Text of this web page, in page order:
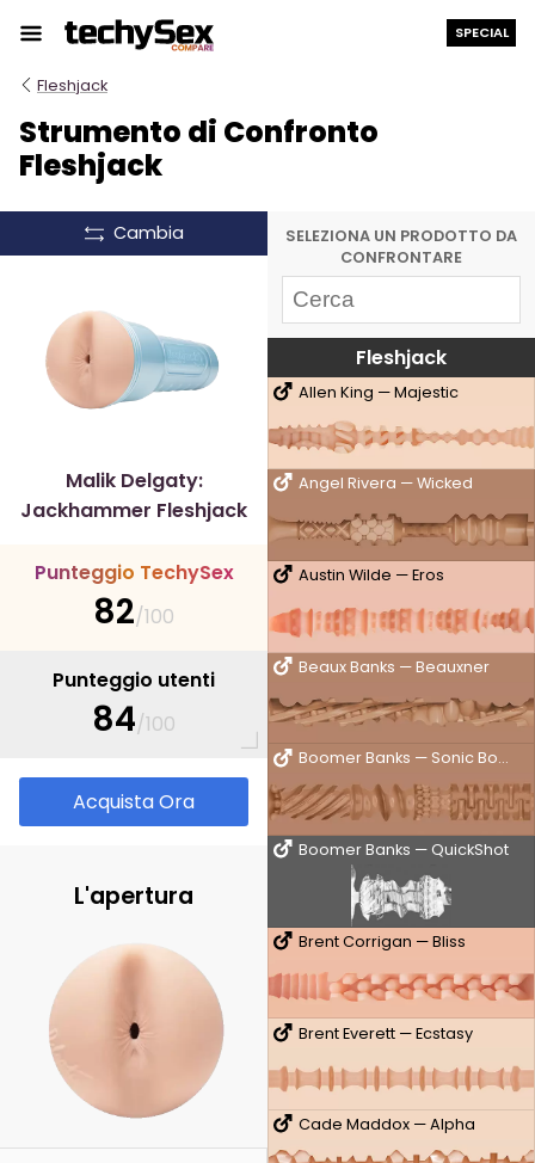
contenuto
SPECIAL
Fleshjack
Strumento di Confronto
Fleshjack
SELEZIONA UN PRODOTTO DA
CONFRONTARE
Fleshjack
Allen King — Majestic
Angel Rivera — Wicked
Austin Wilde — Eros
Beaux Banks — Beauxner
Boomer Banks — Sonic Boom
Boomer Banks — QuickShot
Brent Corrigan — Bliss
Brent Everett — Ecstasy
Cade Maddox — Alpha
Cambia
Malik Delgaty:
Jackhammer Fleshjack
Punteggio TechySex
82/100
Punteggio utenti
84/100
Acquista Ora
L'apertura